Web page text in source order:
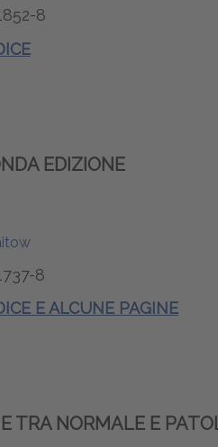
8
EDIZIONE
8
E ALCUNE PAGINE
TRA NORMALE E